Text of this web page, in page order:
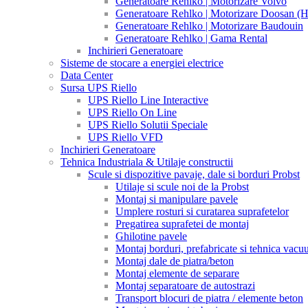
Generatoare Rehlko | Motorizare Doosan
Generatoare Rehlko | Motorizare Baudouin
Generatoare Rehlko | Gama Rental
Inchirieri Generatoare
Sisteme de stocare a energiei electrice
Data Center
Sursa UPS Riello
UPS Riello Line Interactive
UPS Riello On Line
UPS Riello Solutii Speciale
UPS Riello VFD
Inchirieri Generatoare
Tehnica Industriala & Utilaje constructii
Scule si dispozitive pavaje, dale si borduri Probst
Utilaje si scule noi de la Probst
Montaj si manipulare pavele
Umplere rosturi si curatarea suprafetelor
Pregatirea suprafetei de montaj
Ghilotine pavele
Montaj borduri, prefabricate si tehnica
Montaj dale de piatra/beton
Montaj elemente de separare
Montaj separatoare de autostrazi
Transport blocuri de piatra / elemente beton